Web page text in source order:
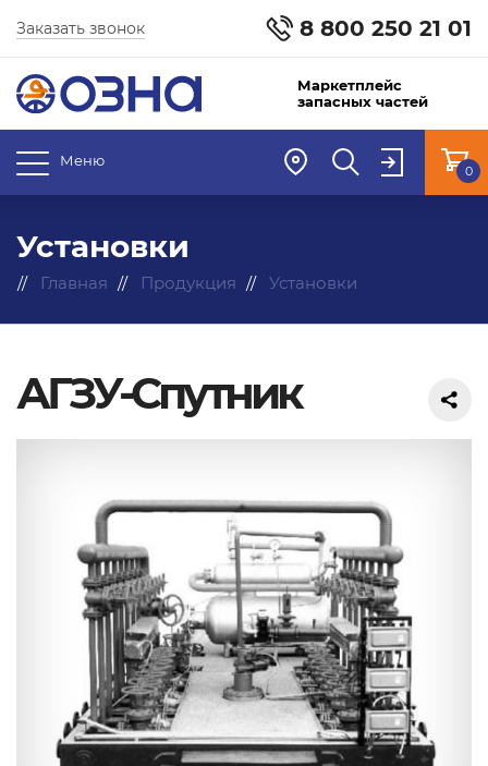
8 800 250 21 01
Заказать звонок
Маркетплейс
запасных частей
Меню
0
Установки
Главная Продукция Установки
АГЗУ-Спутник